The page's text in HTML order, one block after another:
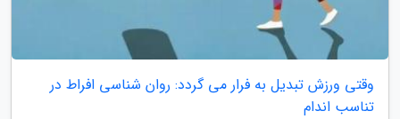
وقتی ورزش تبدیل به فرار می گردد: روان شناسی افراط در
تناسب اندام